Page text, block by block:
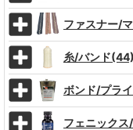
ファスナー/
糸/バンド(44)
ボンド/プラ
フェニック